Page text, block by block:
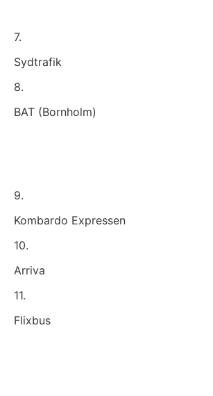
7.
Sydtrafik
8.
BAT (Bornholm)
9.
Kombardo Expressen
10.
Arriva
11.
Flixbus